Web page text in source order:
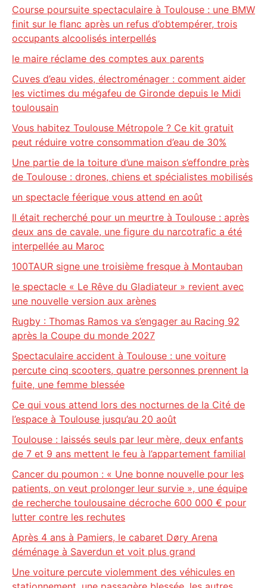
Course poursuite spectaculaire à Toulouse : une BMW
finit sur le flanc après un refus d’obtempérer, trois
occupants alcoolisés interpellés
le maire réclame des comptes aux parents
Cuves d’eau vides, électroménager : comment aider
les victimes du mégafeu de Gironde depuis le Midi
toulousain
Vous habitez Toulouse Métropole ? Ce kit gratuit
peut réduire votre consommation d’eau de 30%
Une partie de la toiture d’une maison s’effondre près
de Toulouse : drones, chiens et spécialistes mobilisés
un spectacle féerique vous attend en août
Il était recherché pour un meurtre à Toulouse : après
deux ans de cavale, une figure du narcotrafic a été
interpellée au Maroc
100TAUR signe une troisième fresque à Montauban
le spectacle « Le Rêve du Gladiateur » revient avec
une nouvelle version aux arènes
Rugby : Thomas Ramos va s’engager au Racing 92
après la Coupe du monde 2027
Spectaculaire accident à Toulouse : une voiture
percute cinq scooters, quatre personnes prennent la
fuite, une femme blessée
Ce qui vous attend lors des nocturnes de la Cité de
l’espace à Toulouse jusqu’au 20 août
Toulouse : laissés seuls par leur mère, deux enfants
de 7 et 9 ans mettent le feu à l’appartement familial
Cancer du poumon : « Une bonne nouvelle pour les
patients, on veut prolonger leur survie », une équipe
de recherche toulousaine décroche 600 000 € pour
lutter contre les rechutes
Après 4 ans à Pamiers, le cabaret Døry Arena
déménage à Saverdun et voit plus grand
Une voiture percute violemment des véhicules en